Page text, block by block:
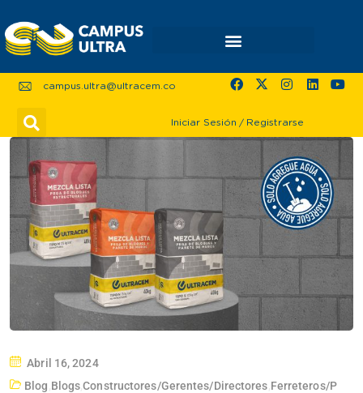
campus.ultra@ultracem.co
Iniciar Sesión / Registrarse
Abril 16, 2024
Blog Blogs,Constructores/gerentes/directores Ferreteros/p